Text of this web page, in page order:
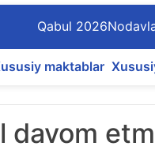
Qabul 2026
maktablar
davom